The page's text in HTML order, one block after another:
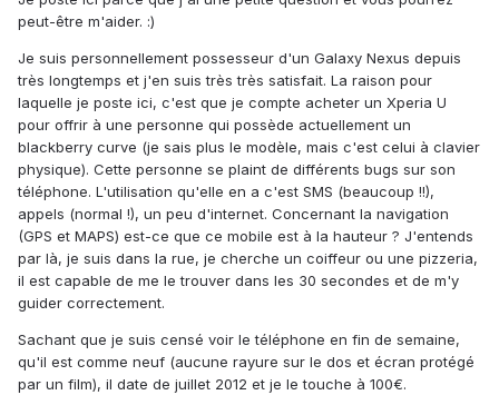
peut-être m'aider. :)
Je suis personnellement possesseur d'un Galaxy Nexus depuis
très longtemps et j'en suis très très satisfait. La raison pour
laquelle je poste ici, c'est que je compte acheter un Xperia U
pour offrir à une personne qui possède actuellement un
blackberry curve (je sais plus le modèle, mais c'est celui à clavier
physique). Cette personne se plaint de différents bugs sur son
téléphone. L'utilisation qu'elle en a c'est SMS (beaucoup !!),
appels (normal !), un peu d'internet. Concernant la navigation
(GPS et MAPS) est-ce que ce mobile est à la hauteur ? J'entends
par là, je suis dans la rue, je cherche un coiffeur ou une pizzeria,
il est capable de me le trouver dans les 30 secondes et de m'y
guider correctement.
Sachant que je suis censé voir le téléphone en fin de semaine,
qu'il est comme neuf (aucune rayure sur le dos et écran protégé
par un film), il date de juillet 2012 et je le touche à 100€.